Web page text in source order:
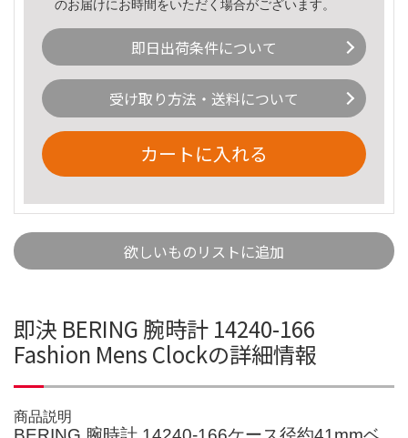
のお届けにお時間をいただく場合がございます。
即日出荷条件について
受け取り方法・送料について
カートに入れる
欲しいものリストに追加
即決 BERING 腕時計 14240-166
Fashion Mens Clockの詳細情報
商品説明